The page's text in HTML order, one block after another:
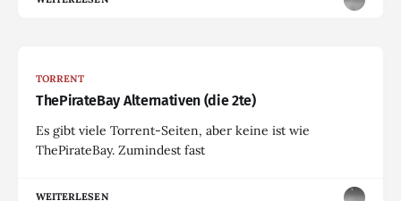
TORRENT
ThePirateBay Alternativen (die 2te)
Es gibt viele Torrent-Seiten, aber keine ist wie
ThePirateBay. Zumindest fast
WEITERLESEN